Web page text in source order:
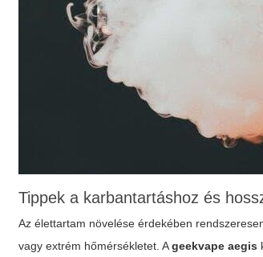
Tippek a karbantartáshoz és
Az élettartam növelése érdekében
vagy extrém hőmérsékletet. Ageekvape aegis